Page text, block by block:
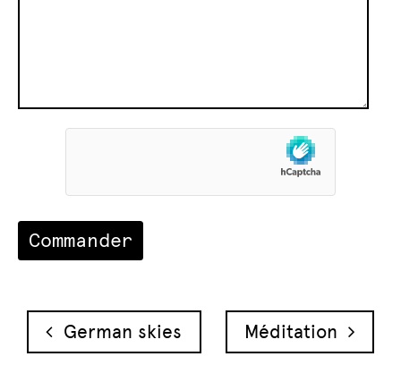
Navigation des articles
German skies Méditation